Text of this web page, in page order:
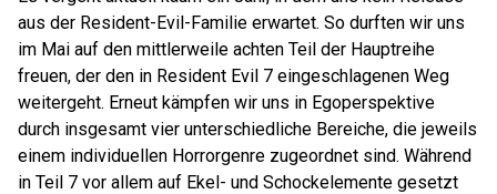
aus der Resident-Evil-Familie erwartet. So durften wir uns
im Mai auf den mittlerweile achten Teil der Hauptreihe
freuen, der den in Resident Evil 7 eingeschlagenen Weg
weitergeht. Erneut kämpfen wir uns in Egoperspektive
durch insgesamt vier unterschiedliche Bereiche, die jeweils
einem individuellen Horrorgenre zugeordnet sind. Während
in Teil 7 vor allem auf Ekel- und Schockelemente gesetzt